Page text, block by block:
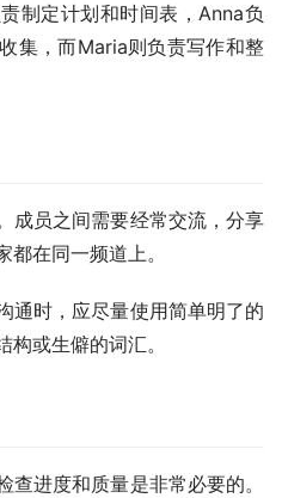
制定计划和时间表，Anna负
集，而Maria则负责写作和整
成员之间需要经常交流，分享
在同一频道上。
通时，应尽量使用简单明了的
或生僻的词汇。
进度和质量是非常必要的。